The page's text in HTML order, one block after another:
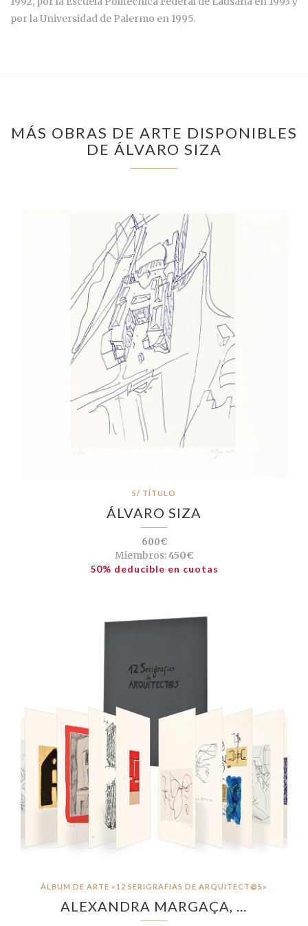
por la Universidad de Palermo en 1995.
MÁS OBRAS DE ARTE DISPONIBLES
DE ÁLVARO SIZA
S/ TÍTULO
ÁLVARO SIZA
600€
Miembros:450€
50% deducible en cuotas
ÁLBUM DE ARTE «12 SERIGRAFIAS DE ARQUITECT@S»
ALEXANDRA MARGAÇA, …